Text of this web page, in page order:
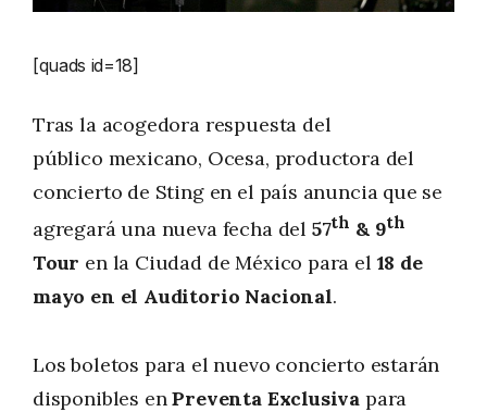
[quads id=18]
Tras la acogedora respuesta del
público mexicano, Ocesa, productora del
concierto de Sting en el país anuncia que se
agregará una nueva fecha del 57th & 9th
Tour en la Ciudad de México para el 18 de
mayo en el Auditorio Nacional.
Los boletos para el nuevo concierto estarán
disponibles enPreventa Exclusiva para